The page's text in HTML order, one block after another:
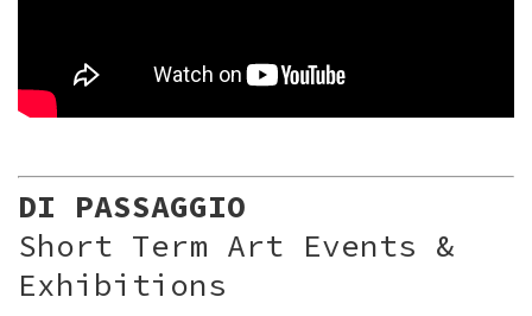
DI PASSAGGIO
Short Term Art Events &
Exhibitions